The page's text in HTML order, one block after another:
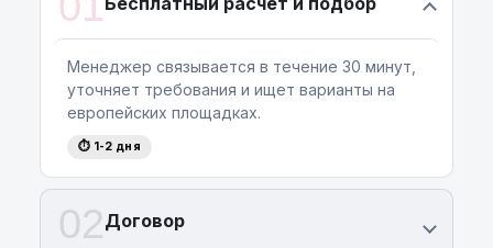
Менеджер связывается в течение 30 минут,
уточняет требования и ищет варианты на
европейских площадках.
⏱ 1-2 дня
02Договор